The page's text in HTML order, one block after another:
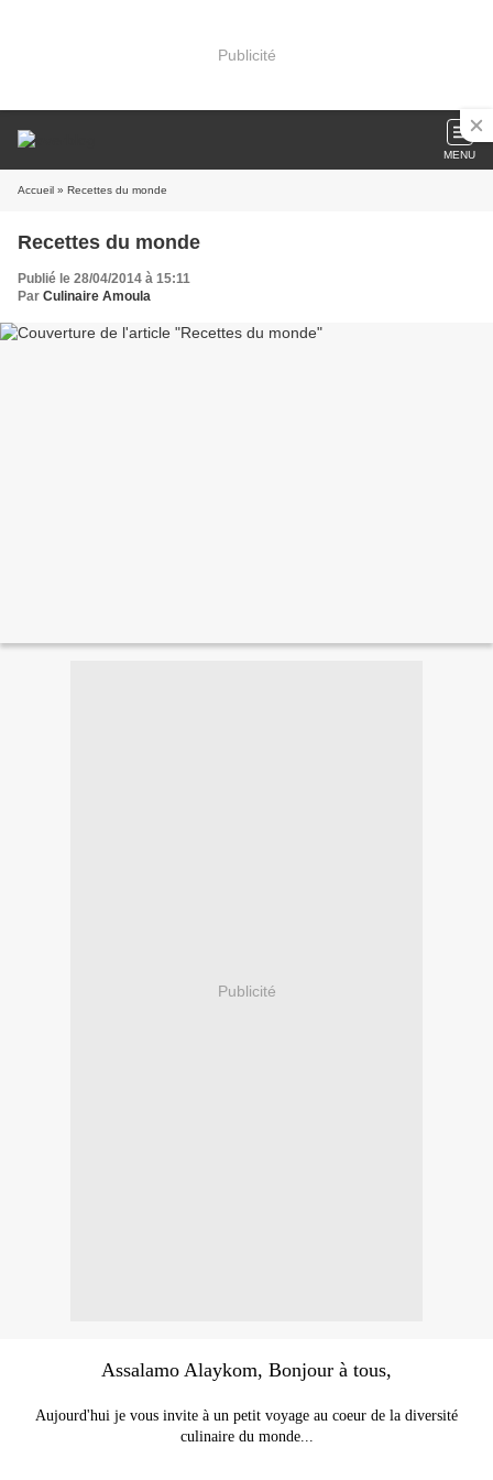
Publicité
MENU
Accueil » Recettes du monde
Recettes du monde
Publié le 28/04/2014 à 15:11
Par Culinaire Amoula
Publicité
Assalamo Alaykom, Bonjour à tous,
Aujourd'hui je vous invite à un petit voyage au coeur de la diversité
culinaire du monde...